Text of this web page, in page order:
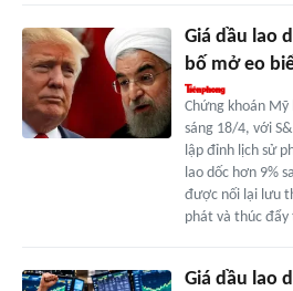
Giá dầu lao
bố mở eo
Chứng khoán
sáng 18/4, với
lập đỉnh lịch sử
lao dốc hơn 9%
được nối lại lưu
phát và thúc
Giá dầu lao